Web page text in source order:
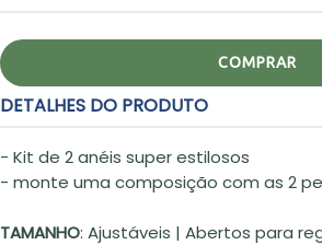
COMPRAR
DETALHES DO PRODUTO
- Kit de 2 anéis super estilosos
- monte uma composição com as 2
TAMANHO: Ajustáveis | Abertos para